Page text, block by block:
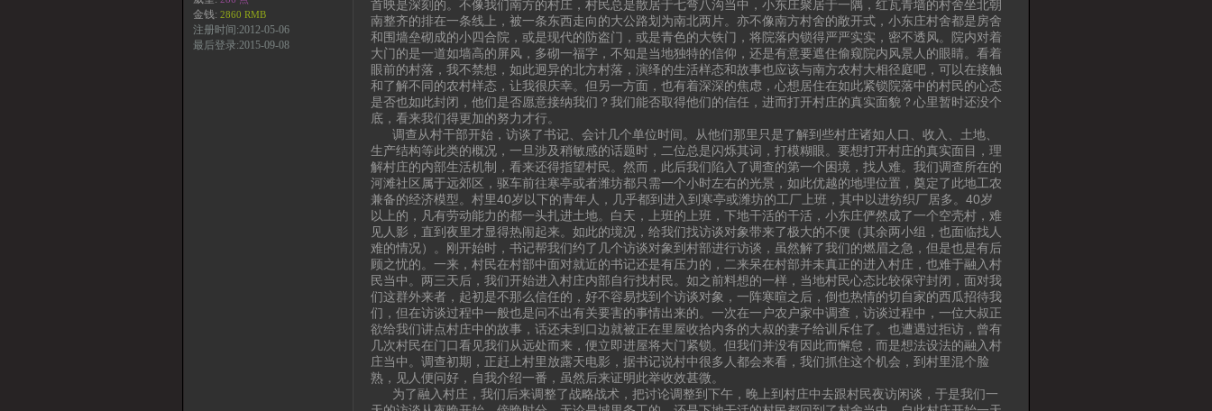
金钱: 2860 RMB
注册时间:2012-05-06
最后登录:2015-09-08
首映是深刻的。不像我们南方的村庄，村民总是散居于七弯八沟当中，小东庄聚居于一隅，红瓦青墙的村舍坐北朝
南整齐的排在一条线上，被一条东西走向的大公路划为南北两片。亦不像南方村舍的敞开式，小东庄村舍都是房舍
和围墙垒砌成的小四合院，或是现代的防盗门，或是青色的大铁门，将院落内锁得严严实实，密不透风。院内对着
大门的是一道如墙高的屏风，多砌一福字，不知是当地独特的信仰，还是有意要遮住偷窥院内风景人的眼睛。看着
眼前的村落，我不禁想，如此迥异的北方村落，演绎的生活样态和故事也应该与南方农村大相径庭吧，可以在接触
和了解不同的农村样态，让我很庆幸。但另一方面，也有着深深的焦虑，心想居住在如此紧锁院落中的村民的心态
是否也如此封闭，他们是否愿意接纳我们？我们能否取得他们的信任，进而打开村庄的真实面貌？心里暂时还没个
底，看来我们得更加的努力才行。
调查从村干部开始，访谈了书记、会计几个单位时间。从他们那里只是了解到些村庄诸如人口、收入、土地、
生产结构等此类的概况，一旦涉及稍敏感的话题时，二位总是闪烁其词，打模糊眼。要想打开村庄的真实面目，理
解村庄的内部生活机制，看来还得指望村民。然而，此后我们陷入了调查的第一个困境，找人难。我们调查所在的
河滩社区属于远郊区，驱车前往寒亭或者潍坊都只需一个小时左右的光景，如此优越的地理位置，奠定了此地工农
兼备的经济模型。村里40岁以下的青年人，几乎都到进入到寒亭或潍坊的工厂上班，其中以进纺织厂居多。40岁
以上的，凡有劳动能力的都一头扎进土地。白天，上班的上班，下地干活的干活，小东庄俨然成了一个空壳村，难
见人影，直到夜里才显得热闹起来。如此的境况，给我们找访谈对象带来了极大的不便（其余两小组，也面临找人
难的情况）。刚开始时，书记帮我们约了几个访谈对象到村部进行访谈，虽然解了我们的燃眉之急，但是也是有后
顾之忧的。一来，村民在村部中面对就近的书记还是有压力的，二来呆在村部并未真正的进入村庄，也难于融入村
民当中。两三天后，我们开始进入村庄内部自行找村民。如之前料想的一样，当地村民心态比较保守封闭，面对我
们这群外来者，起初是不那么信任的，好不容易找到个访谈对象，一阵寒暄之后，倒也热情的切自家的西瓜招待我
们，但在访谈过程中一般也是问不出有关要害的事情出来的。一次在一户农户家中调查，访谈过程中，一位大叔正
欲给我们讲点村庄中的故事，话还未到口边就被正在里屋收拾内务的大叔的妻子给训斥住了。也遭遇过拒访，曾有
几次村民在门口看见我们从远处而来，便立即进屋将大门紧锁。但我们并没有因此而懈怠，而是想法设法的融入村
庄当中。调查初期，正赶上村里放露天电影，据书记说村中很多人都会来看，我们抓住这个机会，到村里混个脸
熟，见人便问好，自我介绍一番，虽然后来证明此举收效甚微。
为了融入村庄，我们后来调整了战略战术，把讨论调整到下午，晚上到村庄中去跟村民夜访闲谈，于是我们一